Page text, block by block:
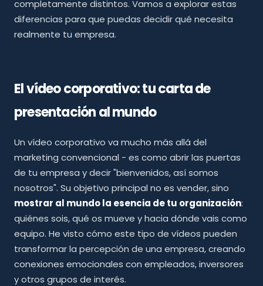
completamente distintos. Vamos a explorar estas
diferencias para que puedas decidir qué necesita
realmente tu empresa.
El vídeo corporativo: tu carta de
presentación al mundo
Un vídeo corporativo va mucho más allá del
marketing convencional - es como abrir las puertas
de tu empresa y decir "bienvenidos, así somos
nosotros". Su objetivo principal no es vender, sino
mostrar al mundo la esencia de tu organización:
quiénes sois, qué os mueve y hacia dónde vais como
equipo. He visto cómo este tipo de vídeos pueden
transformar la percepción de una empresa, creando
conexiones emocionales con empleados, inversores
y otros grupos de interés.